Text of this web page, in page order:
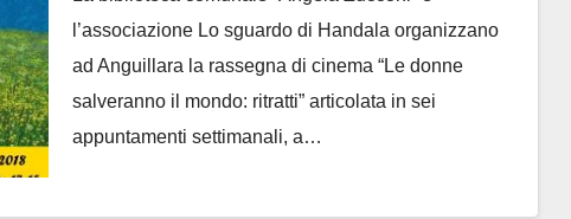
l’associazione Lo sguardo di Handala organizzano
ad Anguillara la rassegna di cinema “Le donne
salveranno il mondo: ritratti” articolata in sei
appuntamenti settimanali, a…